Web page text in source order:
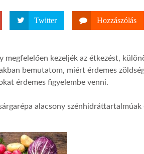
Twitter Hozzászólás
kezeljék az étkezést,
bemutatom, miért érdemes
érdemes figyelembe venni.
alacsony szénhidráttartalmúak